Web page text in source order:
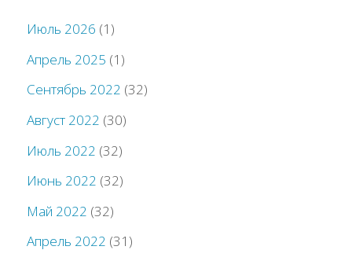
Июль 2026 (1)
Апрель 2025 (1)
Сентябрь 2022 (32)
Август 2022 (30)
Июль 2022 (32)
Июнь 2022 (32)
Май 2022 (32)
Апрель 2022 (31)